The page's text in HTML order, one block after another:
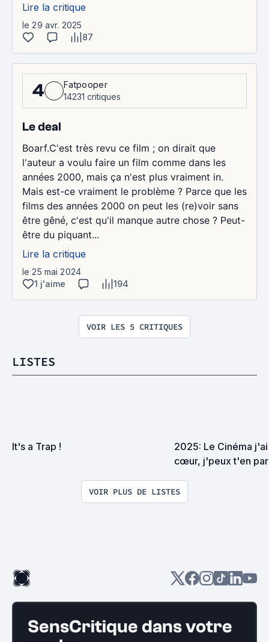
Lire la critique
le 29 avr. 2025
87
4
Fatpooper
14231 critiques
Le deal
Boarf.C'est très revu ce film ; on dirait que
l'auteur a voulu faire un film comme dans les
années 2000, mais ça n'est plus vraiment in.
Mais est-ce vraiment le problème ? Parce que les
films des années 2000 on peut les (re)voir sans
être gêné, c'est qu'il manque autre chose ? Peut-
être du piquant...
Lire la critique
le 25 mai 2024
1 j'aime
194
VOIR LES 5 CRITIQUES
LISTES
It's a Trap !
2025: Le Cinéma
cœur, j'peux t'en
petit...
VOIR PLUS DE LISTES
SensCritique dans votre